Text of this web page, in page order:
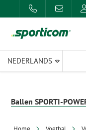
Ballen SPORTI-